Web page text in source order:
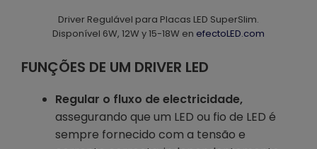
Driver Regulável para Placas LED SuperSlim.
Disponível 6W, 12W y 15-18W en efectoLED.com
FUNÇÕES DE UM DRIVER LED
Regular o fluxo de electricidade,
assegurando que um LED ou fio de LED é
sempre fornecido com a tensão e